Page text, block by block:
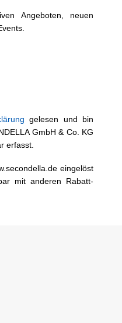
Angeboten, neuen
gelesen und bin
GmbH & Co. KG
erfasst.
eingelöst
mit anderen Rabatt-